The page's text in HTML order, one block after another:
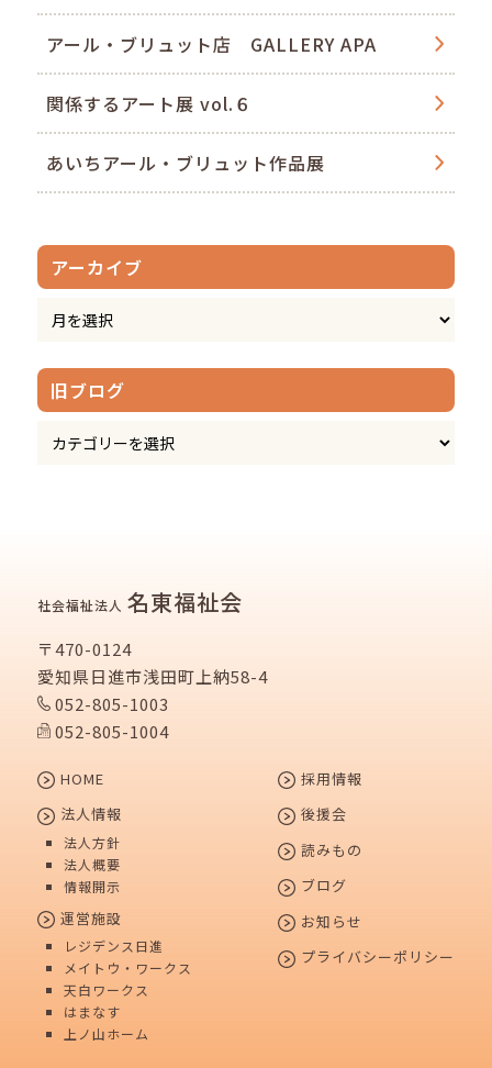
アール・ブリュット店 GALLERY APA
関係するアート展 vol.６
あいちアール・ブリュット作品展
アーカイブ
旧ブログ
社会福祉法人 名東福祉会
〒470-0124
愛知県日進市浅田町上納58-4
052-805-1003
052-805-1004
HOME
法人情報
法人方針
法人概要
情報開示
運営施設
レジデンス日進
メイトウ・ワークス
天白ワークス
はまなす
上ノ山ホーム
採用情報
後援会
読みもの
ブログ
お知らせ
プライバシーポリシー